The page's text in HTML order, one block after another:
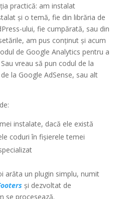
practică: am instalat
și o temă, fie din librăria de
ului, fie cumpărată, sau din
am pus conținut și acum
de Google Analytics pentru a
vreau să pun codul de la
la Google AdSense, sau alt
instalate, dacă ele există
coduri în fișierele temei
arăta un plugin simplu, numit
și dezvoltat de
se procesează.